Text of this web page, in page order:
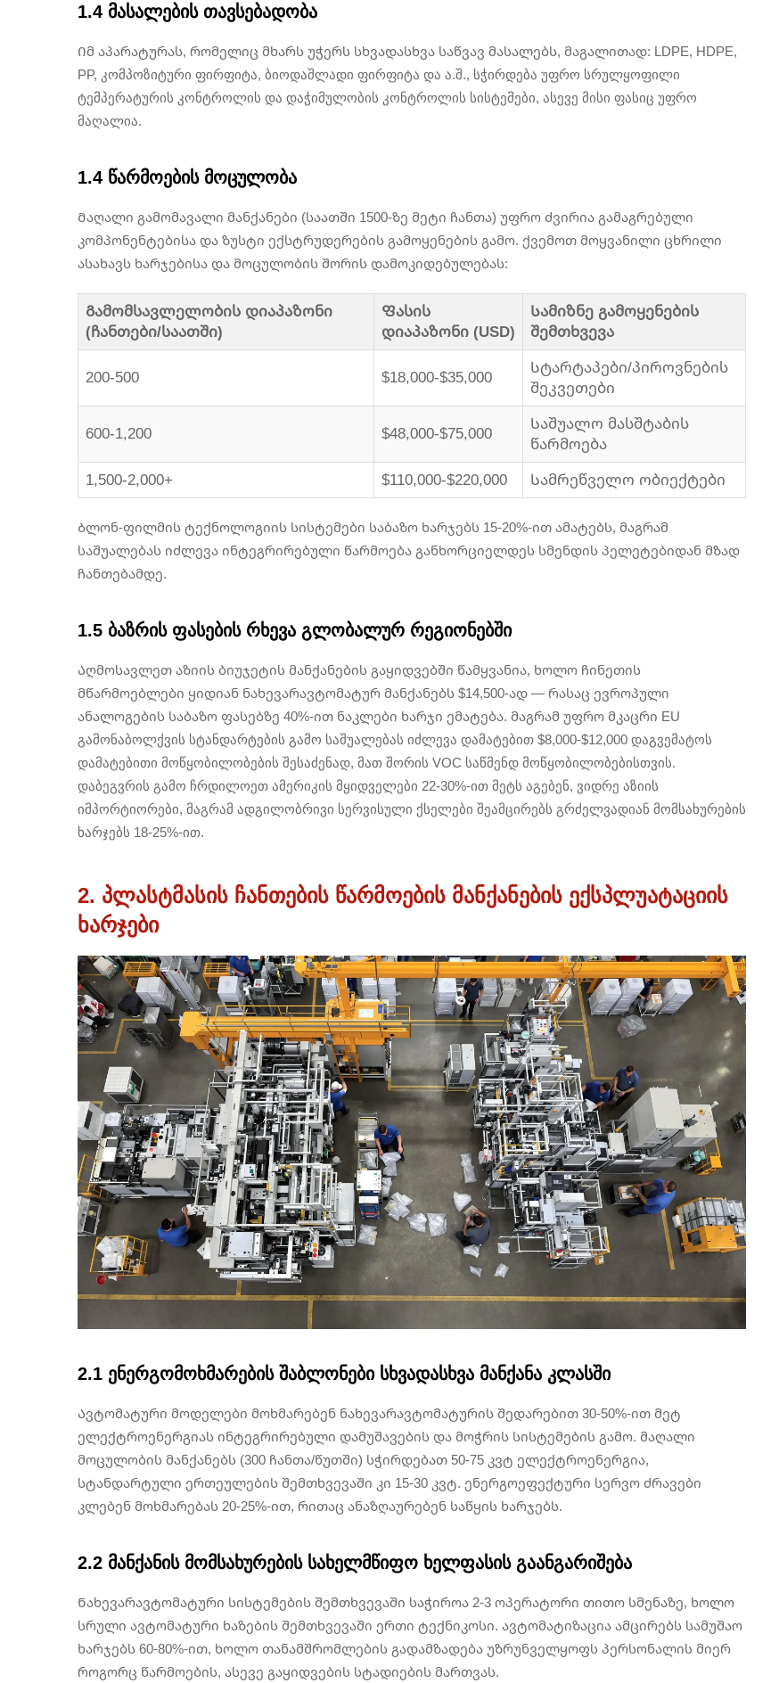
1.4 მასალების თავსებადობა
Იმ აპარატურას, რომელიც მხარს უჭერს სხვადასხვა საწვავ მასალებს, მაგალითად: LDPE, HDPE,
PP, კომპოზიტური ფირფიტა, ბიოდაშლადი ფირფიტა და ა.შ., სჭირდება უფრო სრულყოფილი
ტემპერატურის კონტროლის და დაჭიმულობის კონტროლის სისტემები, ასევე მისი ფასიც უფრო
მაღალია.
1.4 წარმოების მოცულობა
Მაღალი გამომავალი მანქანები (საათში 1500-ზე მეტი ჩანთა) უფრო ძვირია გამაგრებული
კომპონენტებისა და ზუსტი ექსტრუდერების გამოყენების გამო. ქვემოთ მოყვანილი ცხრილი
ასახავს ხარჯებისა და მოცულობის შორის დამოკიდებულებას:
Გამომსავლელობის დიაპაზონი
(ჩანთები/საათში)
Ფასის
დიაპაზონი (USD)
Სამიზნე გამოყენების
შემთხვევა
200-500 $18,000-$35,000
Სტარტაპები/პიროვნების
შეკვეთები
600-1,200 $48,000-$75,000
Საშუალო მასშტაბის
წარმოება
1,500-2,000+ $110,000-$220,000 Სამრეწველო ობიექტები
Ბლონ-ფილმის ტექნოლოგიის სისტემები საბაზო ხარჯებს 15-20%-ით ამატებს, მაგრამ
საშუალებას იძლევა ინტეგრირებული წარმოება განხორციელდეს სმენდის პელეტებიდან მზად
ჩანთებამდე.
1.5 ბაზრის ფასების რხევა გლობალურ რეგიონებში
Აღმოსავლეთ აზიის ბიუჯეტის მანქანების გაყიდვებში წამყვანია, ხოლო ჩინეთის
მწარმოებლები ყიდიან ნახევარავტომატურ მანქანებს $14,500-ად — რასაც ევროპული
ანალოგების საბაზო ფასებზე 40%-ით ნაკლები ხარჯი ემატება. მაგრამ უფრო მკაცრი EU
გამონაბოლქვის სტანდარტების გამო საშუალებას იძლევა დამატებით $8,000-$12,000 დაგვემატოს
დამატებითი მოწყობილობების შესაძენად, მათ შორის VOC საწმენდ მოწყობილობებისთვის.
დაბეგვრის გამო ჩრდილოეთ ამერიკის მყიდველები 22-30%-ით მეტს აგებენ, ვიდრე აზიის
იმპორტიორები, მაგრამ ადგილობრივი სერვისული ქსელები შეამცირებს გრძელვადიან მომსახურების
ხარჯებს 18-25%-ით.
2. პლასტმასის ჩანთების წარმოების მანქანების ექსპლუატაციის
ხარჯები
2.1 ენერგომოხმარების შაბლონები სხვადასხვა მანქანა კლასში
Ავტომატური მოდელები მოხმარებენ ნახევარავტომატურის შედარებით 30-50%-ით მეტ
ელექტროენერგიას ინტეგრირებული დამუშავების და მოჭრის სისტემების გამო. მაღალი
მოცულობის მანქანებს (300 ჩანთა/წუთში) სჭირდებათ 50-75 კვტ ელექტროენერგია,
სტანდარტული ერთეულების შემთხვევაში კი 15-30 კვტ. ენერგოეფექტური სერვო ძრავები
კლებენ მოხმარებას 20-25%-ით, რითაც ანაზღაურებენ საწყის ხარჯებს.
2.2 მანქანის მომსახურების სახელმწიფო ხელფასის გაანგარიშება
Ნახევარავტომატური სისტემების შემთხვევაში საჭიროა 2-3 ოპერატორი თითო სმენაზე, ხოლო
სრული ავტომატური ხაზების შემთხვევაში ერთი ტექნიკოსი. ავტომატიზაცია ამცირებს სამუშაო
ხარჯებს 60-80%-ით, ხოლო თანამშრომლების გადამზადება უზრუნველყოფს პერსონალის მიერ
როგორც წარმოების, ასევე გაყიდვების სტადიების მართვას.